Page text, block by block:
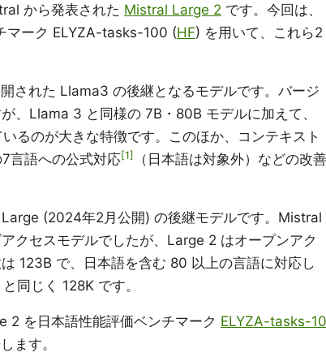
から発表された Mistral Large 2 です。今回は、
マーク ELYZA-tasks-100 (HF) を用いて、これら2
された Llama3 の後継となるモデルです。バージ
、Llama 3 と同様の 7B・80B モデルに加えて、
るのが大きな特徴です。このほか、コンテキスト
言語への公式対応 1
（日本語は対象外）などの改善
(2024年2月公開) の後継モデルです。Mistral
クセスモデルでしたが、Large 2 はオープンアク
123B で、日本語を含む 80 以上の言語に対応し
同じく 128K です。
を日本語性能評価ベンチマーク ELYZA-tasks-10
ます。